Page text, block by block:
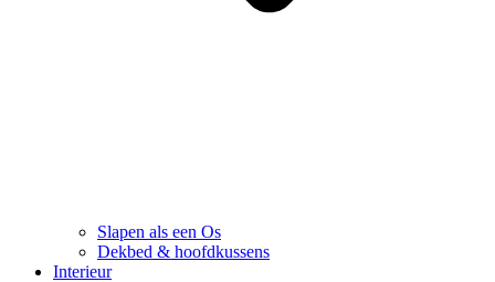
Slapen als een Os
Dekbed & hoofdkussens
Interieur